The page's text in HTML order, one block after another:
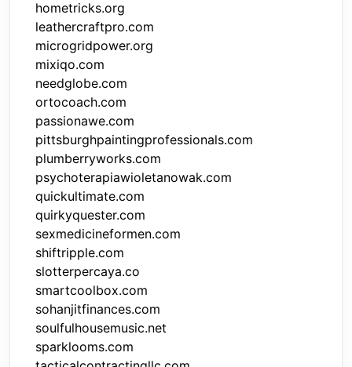
hometricks.org
leathercraftpro.com
microgridpower.org
mixiqo.com
needglobe.com
ortocoach.com
passionawe.com
pittsburghpaintingprofessionals.com
plumberryworks.com
psychoterapiawioletanowak.com
quickultimate.com
quirkyquester.com
sexmedicineformen.com
shiftripple.com
slotterpercaya.co
smartcoolbox.com
sohanjitfinances.com
soulfulhousemusic.net
sparklooms.com